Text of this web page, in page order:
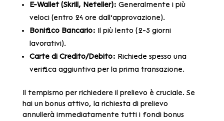
E-Wallet (Skrill, Neteller): Generalmente i più
veloci (entro 24 ore dall’approvazione).
Bonifico Bancario: Il più lento (2-5 giorni
lavorativi).
Carte di Credito/Debito: Richiede spesso una
verifica aggiuntiva per la prima transazione.
Il tempismo per richiedere il prelievo è cruciale. Se
hai un bonus attivo, la richiesta di prelievo
annullerà immediatamente tutti i fondi bonus